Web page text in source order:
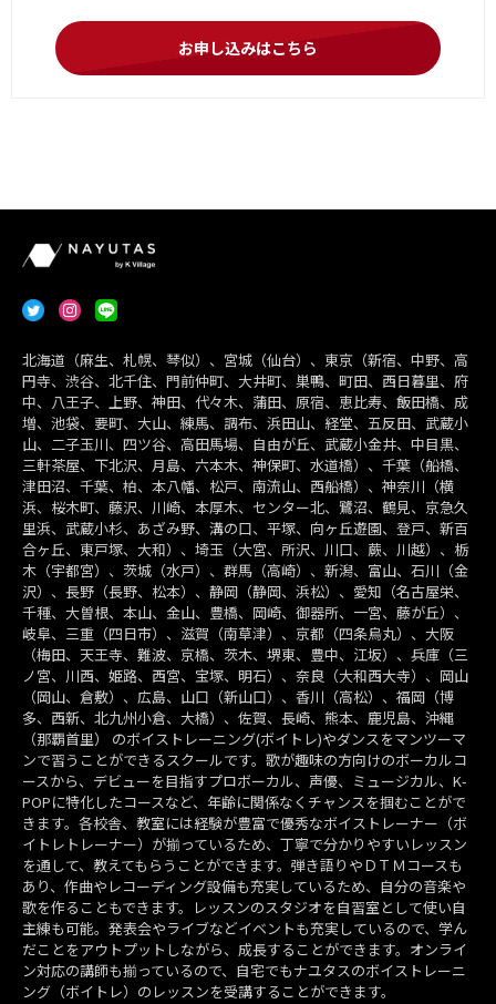
お申し込みはこちら
北海道（麻生、札幌、琴似）、宮城（仙台）、東京（新宿、中野、高
円寺、渋谷、北千住、門前仲町、大井町、巣鴨、町田、西日暮里、府
中、八王子、上野、神田、代々木、蒲田、原宿、恵比寿、飯田橋、成
増、池袋、要町、大山、練馬、調布、浜田山、経堂、五反田、武蔵小
山、二子玉川、四ツ谷、高田馬場、自由が丘、武蔵小金井、中目黒、
三軒茶屋、下北沢、月島、六本木、神保町、水道橋）、千葉（船橋、
津田沼、千葉、柏、本八幡、松戸、南流山、西船橋）、神奈川（横
浜、桜木町、藤沢、川崎、本厚木、センター北、鷺沼、鶴見、京急久
里浜、武蔵小杉、あざみ野、溝の口、平塚、向ヶ丘遊園、登戸、新百
合ヶ丘、東戸塚、大和）、埼玉（大宮、所沢、川口、蕨、川越）、栃
木（宇都宮）、茨城（水戸）、群馬（高崎）、新潟、富山、石川（金
沢）、長野（長野、松本）、静岡（静岡、浜松）、愛知（名古屋栄、
千種、大曽根、本山、金山、豊橋、岡崎、御器所、一宮、藤が丘）、
岐阜、三重（四日市）、滋賀（南草津）、京都（四条烏丸）、大阪
（梅田、天王寺、難波、京橋、茨木、堺東、豊中、江坂）、兵庫（三
ノ宮、川西、姫路、西宮、宝塚、明石）、奈良（大和西大寺）、岡山
（岡山、倉敷）、広島、山口（新山口）、香川（高松）、福岡（博
多、西新、北九州小倉、大橋）、佐賀、長崎、熊本、鹿児島、沖縄
（那覇首里） のボイストレーニング(ボイトレ)やダンスをマンツーマ
ンで習うことができるスクールです。歌が趣味の方向けのボーカルコ
ースから、デビューを目指すプロボーカル、声優、ミュージカル、K-
POPに特化したコースなど、年齢に関係なくチャンスを掴むことがで
きます。各校舎、教室には経験が豊富で優秀なボイストレーナー（ボ
イトレトレーナー）が揃っているため、丁寧で分かりやすいレッスン
を通して、教えてもらうことができます。弾き語りやＤＴＭコースも
あり、作曲やレコーディング設備も充実しているため、自分の音楽や
歌を作ることもできます。レッスンのスタジオを自習室として使い自
主練も可能。発表会やライブなどイベントも充実しているので、学ん
だことをアウトプットしながら、成長することができます。オンライ
ン対応の講師も揃っているので、自宅でもナユタスのボイストレーニ
ング（ボイトレ）のレッスンを受講することができます。